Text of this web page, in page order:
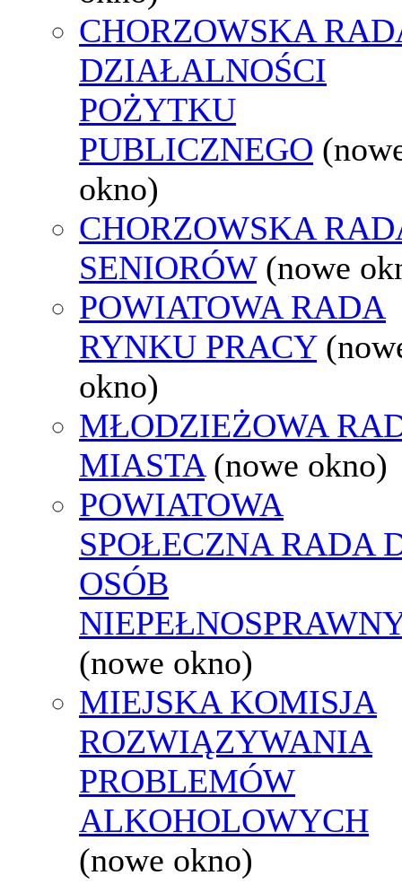
CHORZOWSKA
DZIAŁALNOŚCI
POŻYTKU
PUBLICZNEGO
okno)
CHORZOWSKA
SENIORÓW (nowe
POWIATOWA RADA
RYNKU PRACY
okno)
MŁODZIEŻOWA
MIASTA (nowe okno)
POWIATOWA
SPOŁECZNA RADA
OSÓB
(nowe okno)
MIEJSKA KOMISJA
ROZWIĄZYWANIA
PROBLEMÓW
ALKOHOLOWYCH
(nowe okno)